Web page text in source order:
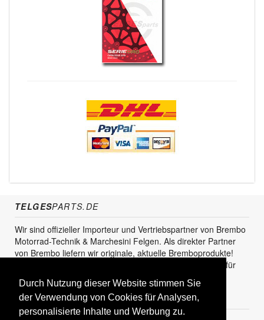
Durch Nutzung dieser Website stimmen Sie
der Verwendung von Cookies für Analysen,
personalisierte Inhalte und Werbung zu.
TELGESPARTS.DE
Wir sind offizieller Importeur und Vertriebspartner von Brembo
Motorrad-Technik & Marchesini Felgen. Als direkter Partner
von Brembo liefern wir originale, aktuelle Bremboprodukte!
Unser Service steht sowohl für den Endkunden als auch für
KUNDENBEREICH